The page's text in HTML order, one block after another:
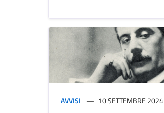
AVVISI 10 SETTEMBRE 2024